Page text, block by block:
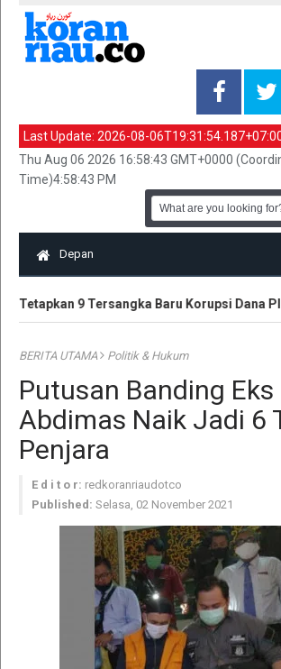
Last Update: 2026-08-
Thu Aug 06 2026 16:58:43 GMT+0000
Time)4:58:43 PM
Depan
9 Tersangka Baru Korupsi Dana PI
BERITA UTAMA Politik & Hukum
Putusan Banding
Abdimas Naik Jadi 6
Penjara
E d i t o r: redkoranriaudotco
Published: Selasa, 02 November 2021